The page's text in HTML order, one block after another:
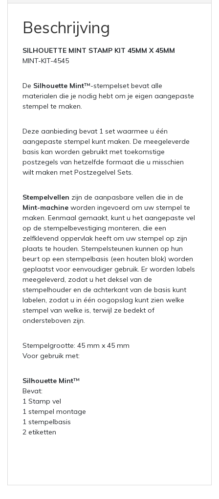
Beschrijving
SILHOUETTE MINT STAMP KIT 45MM X 45MM
MINT-KIT-4545
De Silhouette Mint™-stempelset bevat alle
materialen die je nodig hebt om je eigen aangepaste
stempel te maken.
Deze aanbieding bevat 1 set waarmee u één
aangepaste stempel kunt maken. De meegeleverde
basis kan worden gebruikt met toekomstige
postzegels van hetzelfde formaat die u misschien
wilt maken met Postzegelvel Sets.
Stempelvellen zijn de aanpasbare vellen die in de
Mint-machine worden ingevoerd om uw stempel te
maken. Eenmaal gemaakt, kunt u het aangepaste vel
op de stempelbevestiging monteren, die een
zelfklevend oppervlak heeft om uw stempel op zijn
plaats te houden. Stempelsteunen kunnen op hun
beurt op een stempelbasis (een houten blok) worden
geplaatst voor eenvoudiger gebruik. Er worden labels
meegeleverd, zodat u het deksel van de
stempelhouder en de achterkant van de basis kunt
labelen, zodat u in één oogopslag kunt zien welke
stempel van welke is, terwijl ze bedekt of
ondersteboven zijn.
Stempelgrootte: 45 mm x 45 mm
Voor gebruik met:
Silhouette Mint™
Bevat:
1 Stamp vel
1 stempel montage
1 stempelbasis
2 etiketten